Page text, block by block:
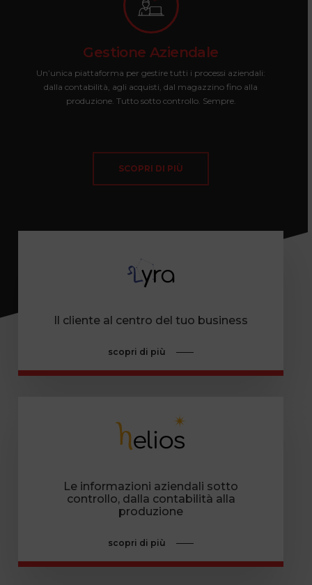
Gestione Aziendale
Un’unica piattaforma per gestire tutti i processi aziendali:
dalla contabilità, agli acquisti, dal magazzino fino alla
produzione. Tutto sotto controllo. Sempre.
SCOPRI DI PIÙ
Il cliente al centro del tuo business
scopri di più
Le informazioni aziendali sotto
controllo, dalla contabilità alla
produzione
scopri di più